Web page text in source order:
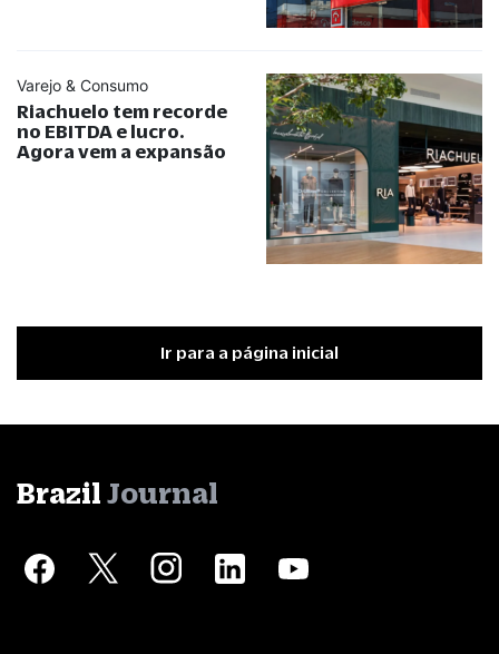
Varejo & Consumo
Riachuelo tem recorde
no EBITDA e lucro.
Agora vem a expansão
Ir para a página inicial
Brazil Journal